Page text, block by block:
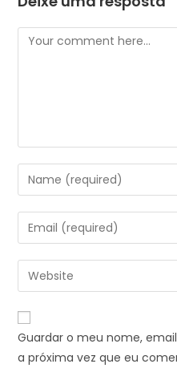
Guardar o meu nome,
a próxima vez que eu